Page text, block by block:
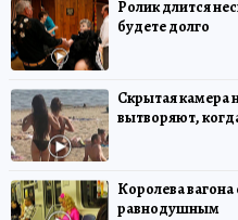
Ролик длится
будете долго
Скрытая камера
вытворяют,
Королева
равнодушным